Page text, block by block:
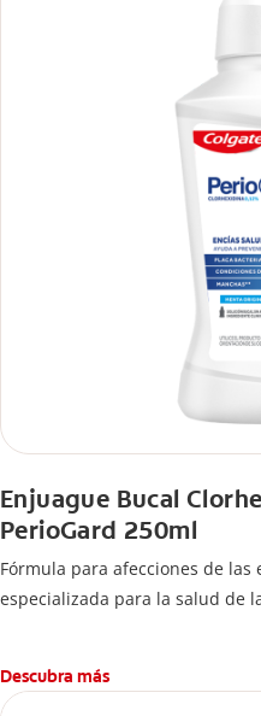
Enjuague Bucal
PerioGard 250ml
Fórmula para afecciones de las
especializada para la salud de
Descubra más